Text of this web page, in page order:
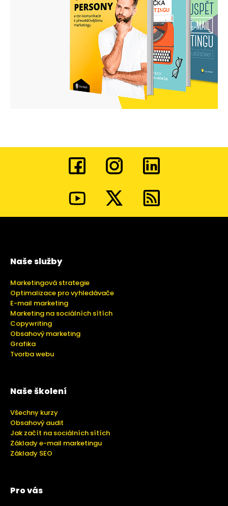
Naše služby
Marketingová strategie
Optimalizace pro vyhledávače
E-mail marketing
Marketing na sociálních sítích
Copywriting
Obsahový marketing
Grafika
Tvorba webu
Naše školení
Všechny kurzy
Obsahový audit
Jak začít na sociálních sítích
Základy e-mail marketingu
Základy SEO
Pro vás